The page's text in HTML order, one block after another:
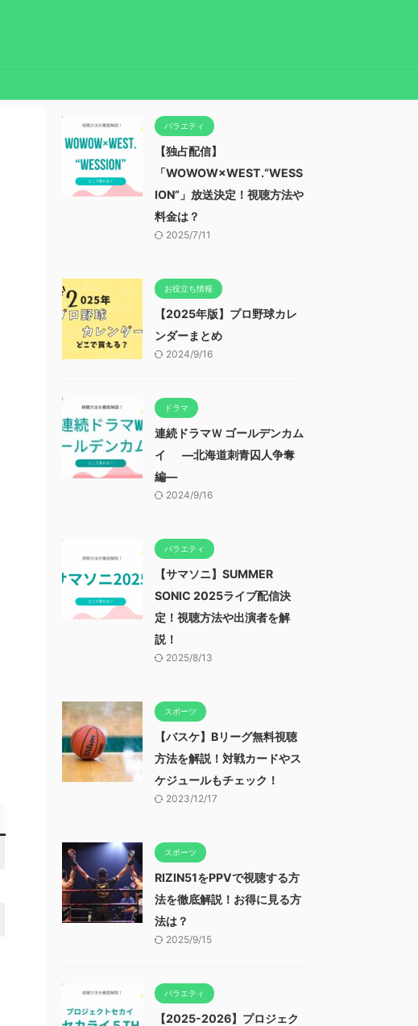
バラエティ
【独占配信】
「WOWOW×WEST.“WESS
ION”」放送決定！視聴方法や
料金は？
2025/7/11
お役立ち情報
【2025年版】プロ野球カレ
ンダーまとめ
2024/9/16
ドラマ
連続ドラマＷ ゴールデンカム
イ ―北海道刺青囚人争奪
編―
2024/9/16
バラエティ
【サマソニ】SUMMER
SONIC 2025ライブ配信決
定！視聴方法や出演者を解
説！
2025/8/13
スポーツ
【バスケ】Bリーグ無料視聴
方法を解説！対戦カードやス
ケジュールもチェック！
2023/12/17
スポーツ
RIZIN51をPPVで視聴する方
法を徹底解説！お得に見る方
法は？
2025/9/15
バラエティ
【2025-2026】プロジェク